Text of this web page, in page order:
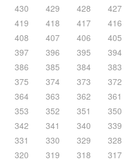
430 429 428 427
419 418 417 416
408 407 406 405
397 396 395 394
386 385 384 383
375 374 373 372
364 363 362 361
353 352 351 350
342 341 340 339
331 330 329 328
320 319 318 317